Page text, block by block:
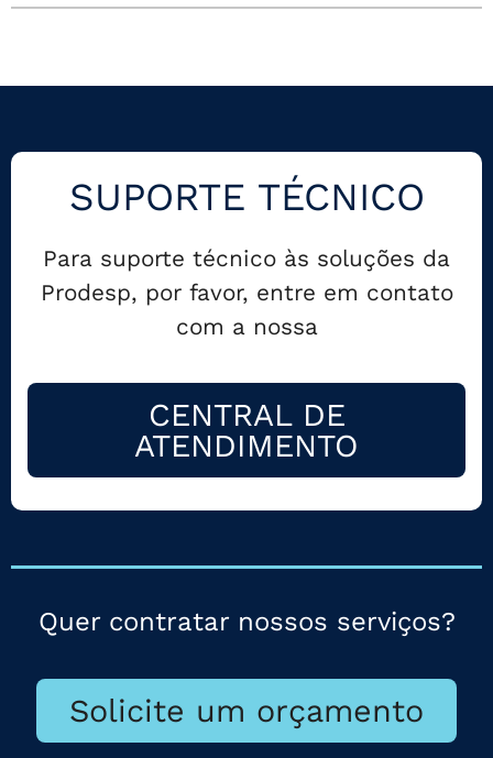
SUPORTE TÉCNICO
Para suporte técnico às soluções da
Prodesp, por favor, entre em contato
com a nossa
CENTRAL DE
ATENDIMENTO
Quer contratar nossos serviços?
Solicite um orçamento